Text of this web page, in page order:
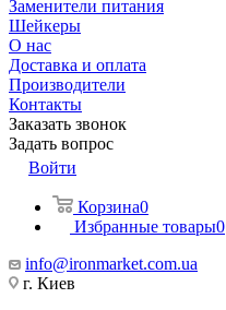
Заменители питания
Шейкеры
О нас
Доставка и оплата
Производители
Контакты
Заказать звонок
Задать вопрос
Войти
Корзина0
Избранные товары0
info@ironmarket.com.ua
г. Киев